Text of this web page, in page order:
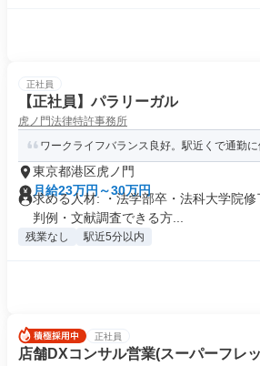
正社員
【正社員】パラリーガル
虎ノ門法律特許事務所
ワークライフバランス良好。駅近くで通勤に
東京都港区虎ノ門
月給23万円～30万円
求める人材: ・法学部卒・法科大学院修
判例・文献調査できる方...
残業なし 駅近5分以内
正社員
店舗DXコンサル営業(スーパーフレ